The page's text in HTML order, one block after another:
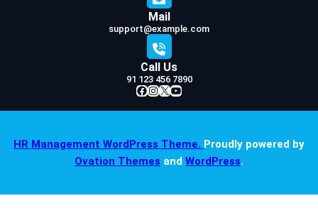
Mail
support@example.com
Call Us
91 123 456 7890
Facebook InstagramX YouTube
HR Management WordPress Theme. Proudly powered by
Ovation Themes and WordPress.